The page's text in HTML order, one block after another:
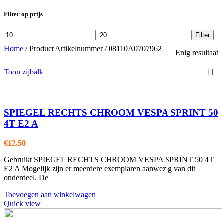
Filter op prijs
Min.
prijs
Max.
prijs
Filter
Home / Product Artikelnummer/ 08110A0707962 Enig resultaat
Toon zijbalk
SPIEGEL RECHTS CHROOM VESPA SPRINT 50
4T E2 A
€12,50
Gebruikt SPIEGEL RECHTS CHROOM VESPA SPRINT 50 4T
E2 A Mogelijk zijn er meerdere exemplaren aanwezig van dit
onderdeel. De
Toevoegen aan winkelwagen
Quick view